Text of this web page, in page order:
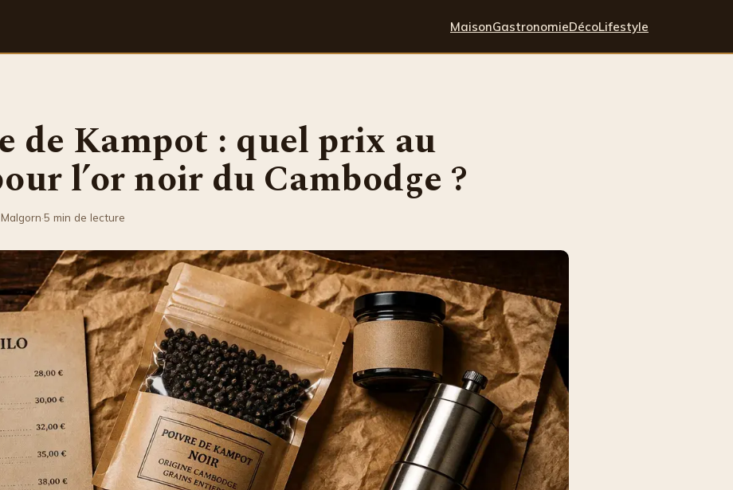
MaisonGastronomieDécoLifestyle
de Kampot : quel prix au
l’or noir du Cambodge ?
·5 min de lecture